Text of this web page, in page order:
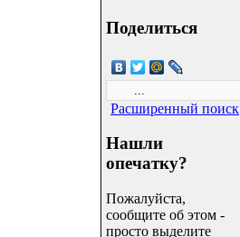
Поделиться
Расширенный поиск
Нашли
опечатку?
Пожалуйста,
сообщите об этом -
просто выделите